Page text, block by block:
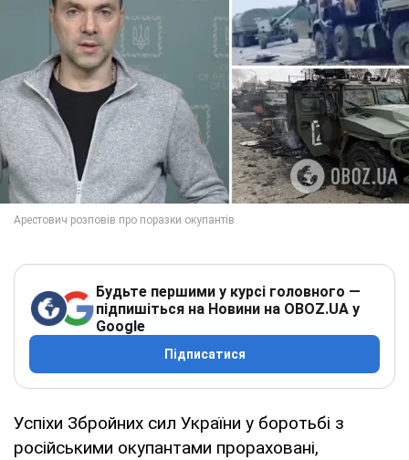
Будьте першими у курсі головного —
підпишіться на Новини на OBOZ.UA у
Google
Підписатися
Успіхи Збройних сил України у боротьбі з
російськими окупантами прораховані,